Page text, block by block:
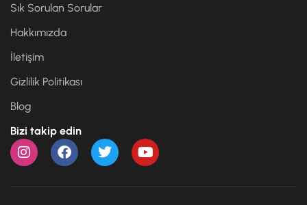
Sık Sorulan Sorular
Hakkımızda
İletişim
Gizlilik Politikası
Blog
Bizi takip edin